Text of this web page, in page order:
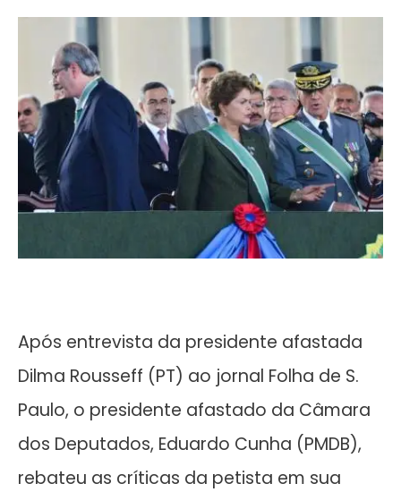
Após entrevista da presidente afastada
Dilma Rousseff (PT) ao jornal Folha de S.
Paulo, o presidente afastado da Câmara
dos Deputados, Eduardo Cunha (PMDB),
rebateu as críticas da petista em sua